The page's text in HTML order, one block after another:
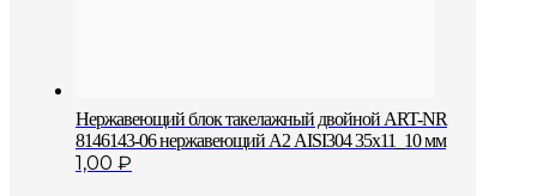
Нержавеющий блок такелажный двойной ART-NR
8146143-06 нержавеющий А2 AISI304 35х11_10 мм
1,00 ₽